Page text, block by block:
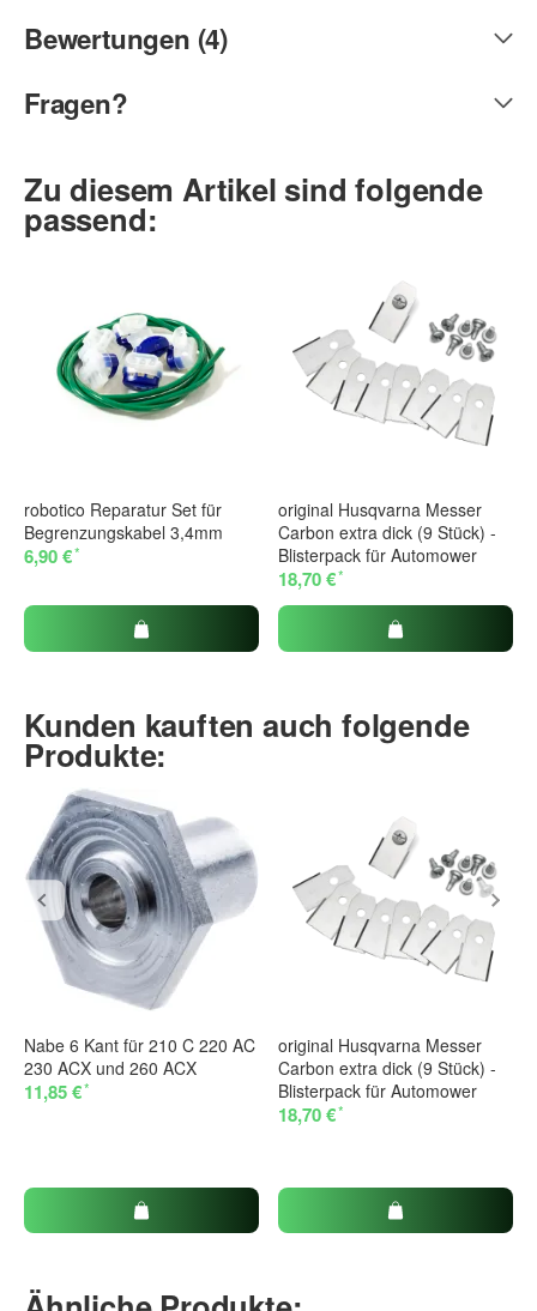
Bewertungen (4)
Fragen?
Zu diesem Artikel sind folgende
passend:
robotico Reparatur Set für
Begrenzungskabel 3,4mm
6,90 €*
original Husqvarna Messer
Carbon extra dick (9 Stück) -
Blisterpack für Automower
18,70 €*
Kunden kauften auch folgende
Produkte:
Nabe 6 Kant für 210 C 220 AC
230 ACX und 260 ACX
11,85 €*
original Husqvarna Messer
Carbon extra dick (9 Stück) -
Blisterpack für Automower
18,70 €*